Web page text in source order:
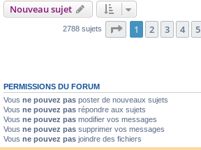
Nouveau sujet
2788 sujets Page 1sur56
1 2 3 4 5
PERMISSIONS DU FORUM
Vous ne pouvez pas poster de nouveaux sujets
Vous ne pouvez pas répondre aux sujets
Vous ne pouvez pas modifier vos messages
Vous ne pouvez pas supprimer vos messages
Vous ne pouvez pas joindre des fichiers